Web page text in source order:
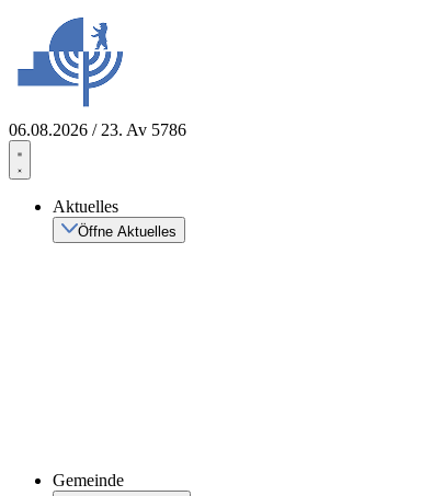
springen
06.08.2026 / 23. Av 5786
Aktuelles
Öffne Aktuelles
Gemeinde